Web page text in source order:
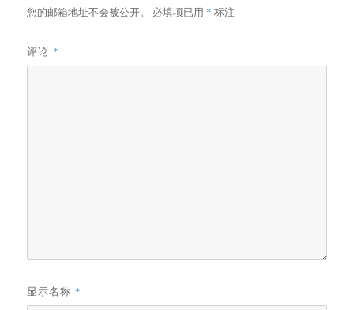
您的邮箱地址不会被公开。 必填项已用 * 标注
评论 *
显示名称 *